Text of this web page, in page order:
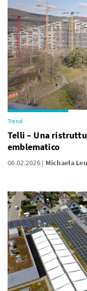
Trend
Telli – Una
emblematico
06.02.2026 Michaela